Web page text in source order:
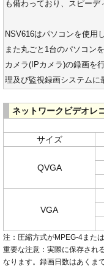
も備わっており、スピーデ
NSV616はパソコンを使用
また丸ごと1台のパソコン
カメラ(IPカメラ)の録画を
理及び監視録画システムに
ネットワークビデオレ
サイズ
QVGA
VGA
注：圧縮方式がMPEG-4また
重要な注意：実際に保存され
なります。録画日数はあくま